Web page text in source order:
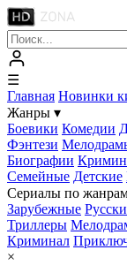
☰
Главная Новинки
Жанры ▾
Боевики Комедии
Фэнтези
Биографии
Семейные Детские
Сериалы по
Зарубежные
Триллеры
Криминал
×